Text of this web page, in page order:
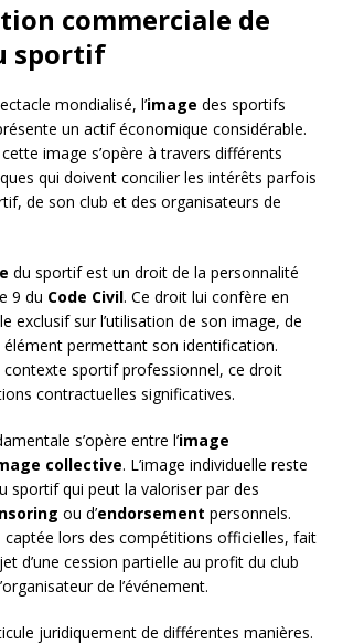
commerciale de
sportif
mondialisé, l’image des sportifs
un actif économique considérable.
image s’opère à travers différents
qui doivent concilier les intérêts parfois
de son club et des organisateurs de
du sportif est un droit de la personnalité
9 du Code Civil. Ce droit lui confère en
exclusif sur l’utilisation de son image, de
permettant son identification.
sportif professionnel, ce droit
contractuelles significatives.
s’opère entre l’image
collective. L’image individuelle reste
sportif qui peut la valoriser par des
ou d’endorsement personnels.
captée lors des compétitions officielles, fait
d’une cession partielle au profit du club
de l’événement.
juridiquement de différentes manières.